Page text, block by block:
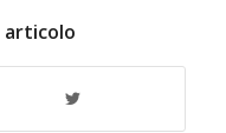
articolo